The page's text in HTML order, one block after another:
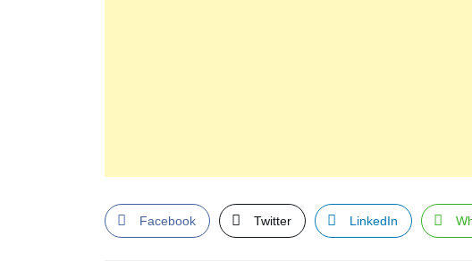
Facebook Twitter LinkedIn